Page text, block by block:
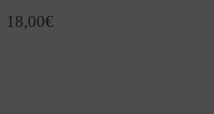
18,00€